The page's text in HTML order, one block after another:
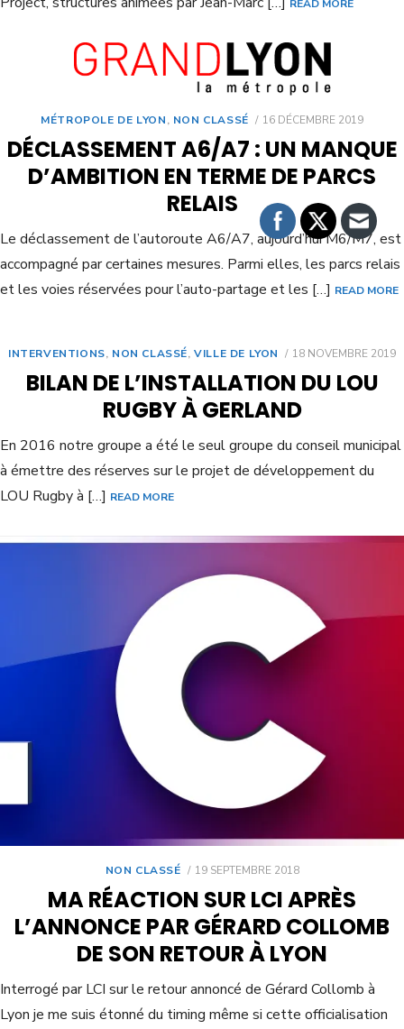
READ MORE
MÉTROPOLE DE LYON, NON CLASSÉ 16 DÉCEMBRE 2019
DÉCLASSEMENT A6/A7 : UN MANQUE
D’AMBITION EN TERME DE PARCS
RELAIS
Le déclassement de l’autoroute A6/A7, aujourd’hui M6/M7, est
accompagné par certaines mesures. Parmi elles, les parcs relais
et les voies réservées pour l’auto-partage et les […] READ MORE
INTERVENTIONS, NON CLASSÉ,VILLE DE LYON 18 NOVEMBRE 2019
BILAN DE L’INSTALLATION DU LOU
RUGBY À GERLAND
En 2016 notre groupe a été le seul groupe du conseil municipal
à émettre des réserves sur le projet de développement du
LOU Rugby à […] READ MORE
NON CLASSÉ 19 SEPTEMBRE 2018
MA RÉACTION SUR LCI APRÈS
L’ANNONCE PAR GÉRARD COLLOMB
DE SON RETOUR À LYON
Interrogé par LCI sur le retour annoncé de Gérard Collomb à
Lyon je me suis étonné du timing même si cette officialisation